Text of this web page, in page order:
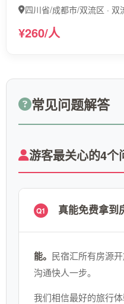
四川省/成都市/双流区 · 双
¥260/人
常见问题解答
游客最关心的4个
Q1 真能免费拿到
能。 民宿汇所有房源
沟通快人一步。
我们相信最好的旅行